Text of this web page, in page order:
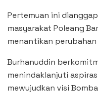
Pertemuan ini
masyarakat Poleang
menantikan
Burhanuddin
menindaklanjuti
mewujudkan visi